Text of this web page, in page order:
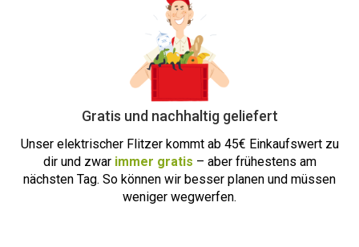
Gratis und nachhaltig geliefert
Unser elektrischer Flitzer kommt ab 45€ Einkaufswert zu
dir und zwar immer gratis – aber frühestens am
nächsten Tag. So können wir besser planen und müssen
weniger wegwerfen.